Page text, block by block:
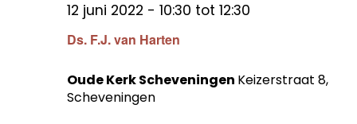
Ds. F.J. van Harten
12 juni 2022 - 10:30 tot 12:30
Oude Kerk Scheveningen Keizerstraat 8,
Scheveningen